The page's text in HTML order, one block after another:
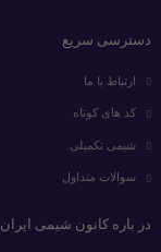
دسترسی سریع
ارتباط با ما
کد های کوتاه
شیمی تکمیلی
سوالات متداول
در باره کانون شیمی ایران